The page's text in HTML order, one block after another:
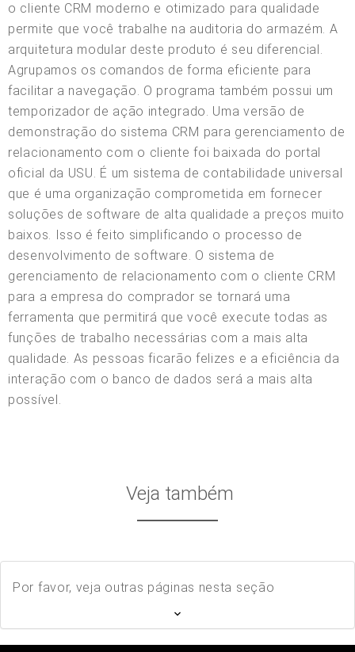
o cliente CRM moderno e otimizado para qualidade
permite que você trabalhe na auditoria do armazém. A
arquitetura modular deste produto é seu diferencial.
Agrupamos os comandos de forma eficiente para
facilitar a navegação. O programa também possui um
temporizador de ação integrado. Uma versão de
demonstração do sistema CRM para gerenciamento de
relacionamento com o cliente foi baixada do portal
oficial da USU. É um sistema de contabilidade universal
que é uma organização comprometida em fornecer
soluções de software de alta qualidade a preços muito
baixos. Isso é feito simplificando o processo de
desenvolvimento de software. O sistema de
gerenciamento de relacionamento com o cliente CRM
para a empresa do comprador se tornará uma
ferramenta que permitirá que você execute todas as
funções de trabalho necessárias com a mais alta
qualidade. As pessoas ficarão felizes e a eficiência da
interação com o banco de dados será a mais alta
possível.
Veja também
Por favor, veja outras páginas nesta seção